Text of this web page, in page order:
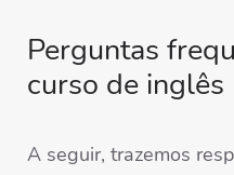
Perguntas
curso de inglês
A seguir, trazemos